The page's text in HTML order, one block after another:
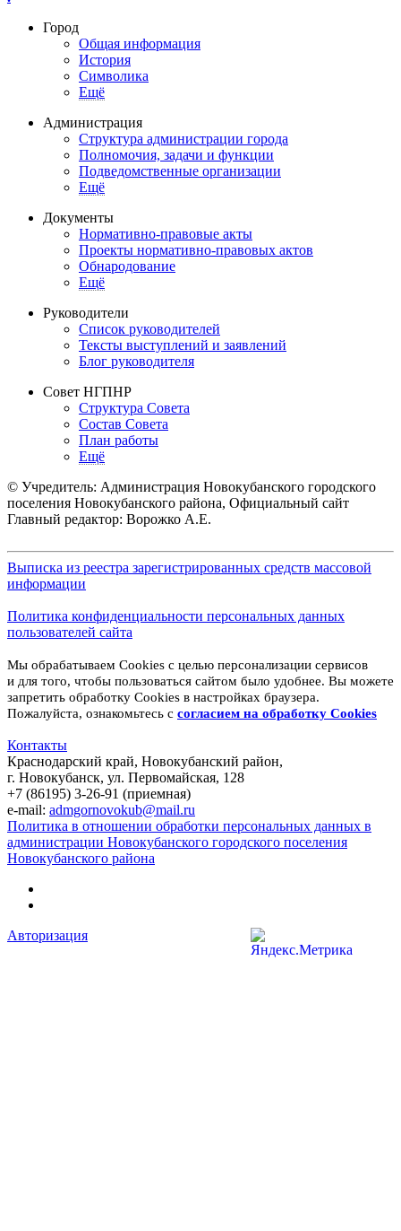
Город
Общая информация
История
Символика
Ещё
Администрация
Структура администрации города
Полномочия, задачи и функции
Подведомственные организации
Ещё
Документы
Нормативно-правовые акты
Проекты нормативно-правовых актов
Обнародование
Ещё
Руководители
Список руководителей
Тексты выступлений и заявлений
Блог руководителя
Совет НГПНР
Структура Совета
Состав Совета
План работы
Ещё
© Учредитель: Администрация Новокубанского городского
поселения Новокубанского района, Официальный сайт
Главный редактор: Ворожко А.Е.
Выписка из реестра зарегистрированных средств массовой
информации
Политика конфиденциальности персональных данных
пользователей сайта
Мы обрабатываем Cookies с целью персонализации сервисов
и для того, чтобы пользоваться сайтом было удобнее. Вы можете
запретить обработку Cookies в настройках браузера.
Пожалуйста, ознакомьтесь с согласием на обработку Cookies
Контакты
Краснодарский край, Новокубанский район,
г. Новокубанск, ул. Первомайская, 128
+7 (86195) 3-26-91 (приемная)
e-mail: admgornovokub@mail.ru
Политика в отношении обработки персональных данных в
администрации Новокубанского городского поселения
Новокубанского района
Авторизация